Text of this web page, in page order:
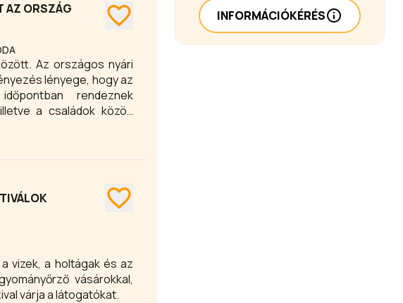
AZ ORSZÁG
Az országos nyári
lényege, hogy az
rendeznek
a családok közös
vásárokkal,
várja a látogatókat.
INFORMÁCIÓKÉRÉS